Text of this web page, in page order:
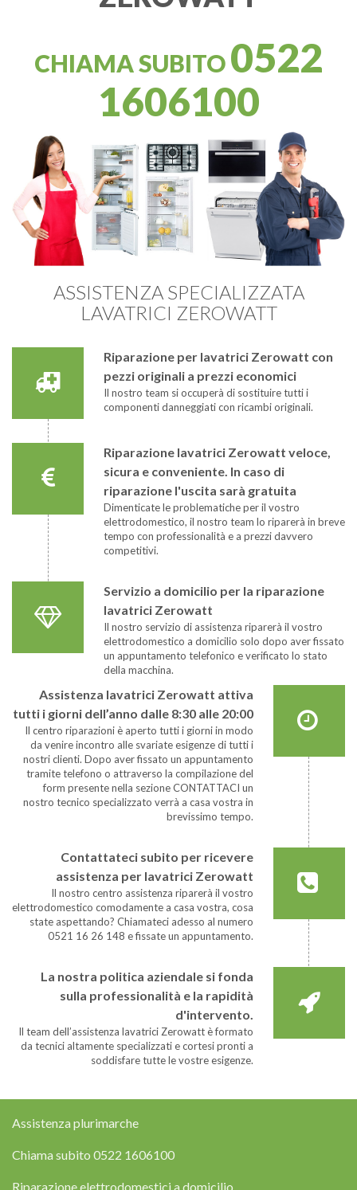
CHIAMA SUBITO0522
1606100
ASSISTENZA SPECIALIZZATA
LAVATRICI ZEROWATT
Riparazione per lavatrici Zerowatt con
pezzi originali a prezzi economici
Il nostro team si occuperà di sostituire tutti i
componenti danneggiati con ricambi originali.
Riparazione lavatrici Zerowatt veloce,
sicura e conveniente. In caso di
riparazione l'uscita sarà gratuita
Dimenticate le problematiche per il vostro
elettrodomestico, il nostro team lo riparerà in breve
tempo con professionalità e a prezzi davvero
competitivi.
Servizio a domicilio per la riparazione
lavatrici Zerowatt
Il nostro servizio di assistenza riparerà il vostro
elettrodomestico a domicilio solo dopo aver fissato
un appuntamento telefonico e verificato lo stato
della macchina.
Assistenza lavatrici Zerowatt attiva
tutti i giorni dell’anno dalle 8:30 alle 20:00
Il centro riparazioni è aperto tutti i giorni in modo
da venire incontro alle svariate esigenze di tutti i
nostri clienti. Dopo aver fissato un appuntamento
tramite telefono o attraverso la compilazione del
form presente nella sezione CONTATTACI un
nostro tecnico specializzato verrà a casa vostra in
brevissimo tempo.
Contattateci subito per ricevere
assistenza per lavatrici Zerowatt
Il nostro centro assistenza riparerà il vostro
elettrodomestico comodamente a casa vostra, cosa
state aspettando? Chiamateci adesso al numero
0521 16 26 148 e fissate un appuntamento.
La nostra politica aziendale si fonda
sulla professionalità e la rapidità
d'intervento.
Il team dell’assistenza lavatrici Zerowatt è formato
da tecnici altamente specializzati e cortesi pronti a
soddisfare tutte le vostre esigenze.
Assistenza plurimarche
Chiama subito 0522 1606100
Riparazione elettrodomestici a domicilio